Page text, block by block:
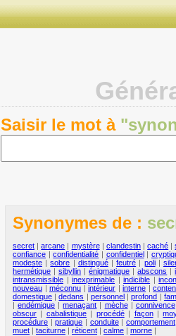
Saisir le mot à
Synonymes de :
secret |arcane | mystère| clandestin|caché |
confiance |confidentialité | confidentiel|
modeste |sobre | distingué|feutré | poli|
hermétique |sibyllin |énigmatique |abscons |
intransmissible |inexprimable |indicible |
nouveau |méconnu |intérieur |interne |
domestique |dedans | personnel|profond |
|endémique |menaçant | mèche| connivence
obscur | cabalistique| procédé| façon|
procédure |pratique | conduite|comportement
muet | taciturne | réticent | calme | morne |